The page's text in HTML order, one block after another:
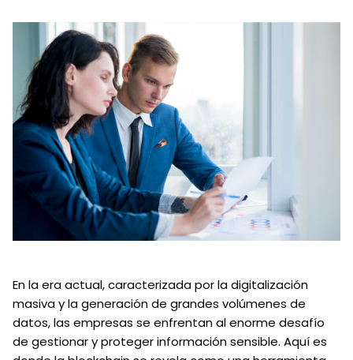
En la era actual, caracterizada por la digitalización
masiva y la generación de grandes volúmenes de
datos, las empresas se enfrentan al enorme desafío
de gestionar y proteger información sensible. Aquí es